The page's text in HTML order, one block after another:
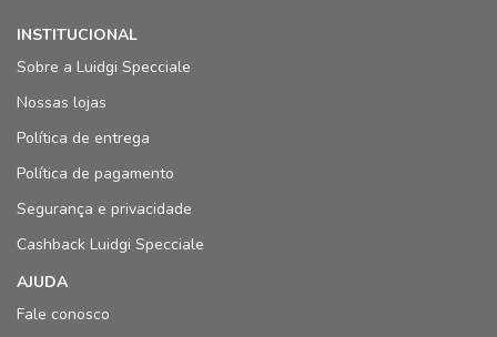
INSTITUCIONAL
Sobre a Luidgi Specciale
Nossas lojas
Política de entrega
Política de pagamento
Segurança e privacidade
Cashback Luidgi Specciale
AJUDA
Fale conosco